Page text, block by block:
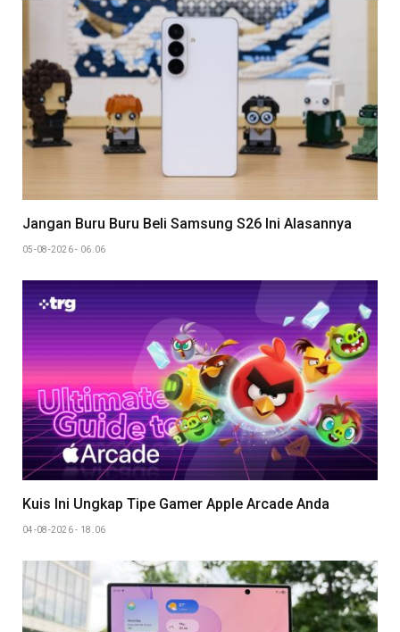
Jangan Buru Buru Beli Samsung S26 Ini Alasannya
05-08-2026 - 06.06
Kuis Ini Ungkap Tipe Gamer Apple Arcade Anda
04-08-2026 - 18.06